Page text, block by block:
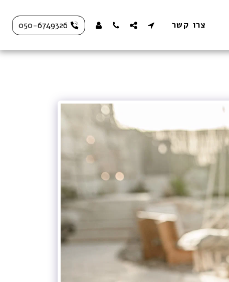
צרו קשר 050-6749326